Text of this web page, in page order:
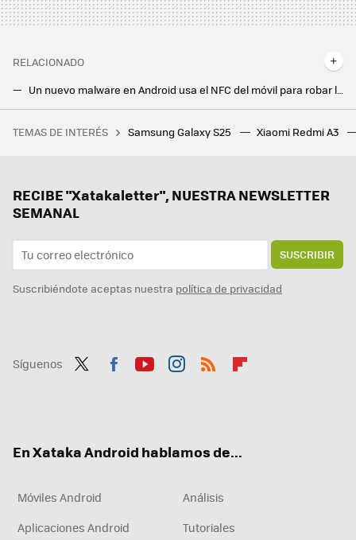
RELACIONADO
Un nuevo malware en Android usa el NFC del móvil para robar los datos de las tarjetas empleando una técnica nunca vista
Cada vez hay más apps de préstamos fraudulentas. Así funciona esta estafa que afecta a México, Colombia y Chile
Cuando Metal Gear Solid se burló sin compasión de todos los jugadores que no utilizaban televisores con el sonido adecuado
TEMAS DE INTERÉS Samsung Galaxy S25 Xiaomi Redmi A3
RECIBE "Xatakaletter", NUESTRA NEWSLETTER
SEMANAL
SUSCRIBIR
Suscribiéndote aceptas nuestra política de privacidad
Síguenos
En Xataka Android hablamos de...
Móviles Android
Análisis
Aplicaciones Android
Tutoriales